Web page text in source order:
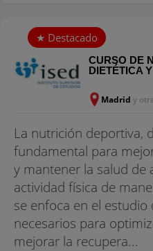
CURSO DE
DIETÉTICA
Madrid y
La nutrición deportiva,
fundamental para
y mantener la salud de
actividad física de
se enfoca en el
necesarios para
mejorar la recupera...